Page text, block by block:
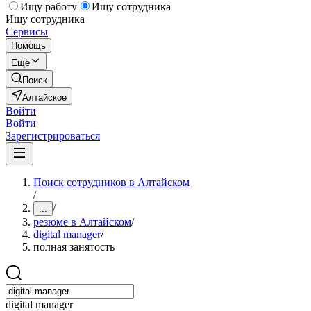
Ищу работу
Ищу сотрудника
Ищу сотрудника
Сервисы
Помощь
Ещё
Поиск
Алтайское
Войти
Войти
Зарегистрироваться
Поиск сотрудников в Алтайском
/
... /
резюме в Алтайском/
digital manager/
полная занятость
digital manager